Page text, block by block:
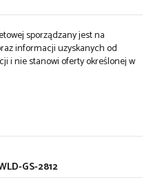
sporządzany jest na
informacji uzyskanych od
i nie stanowi oferty określonej w
GS-2812